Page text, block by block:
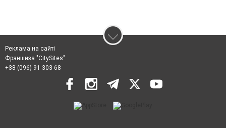
Реклама на сайті
Франшиза "CitySites"
+38 (096) 91 303 68